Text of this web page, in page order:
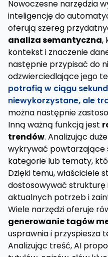
Nowoczesne narzędzia
inteligencję do
oferują szereg
analiza semantyczna,
kontekst i znaczenie
następnie przypisać do
odzwierciedlające jego
potrafią w ciągu
niewykorzystane, ale
można następnie
Inną ważną funkcją jest
trendów. Analizując
wykrywać powtarzające
kategorie lub tematy,
Dzięki temu, właściciele
dostosowywać
aktualnych potrzeb i
Wiele narzędzi oferuje
generowanie tagów
usprawnia i przyspiesza
Analizując treść, AI